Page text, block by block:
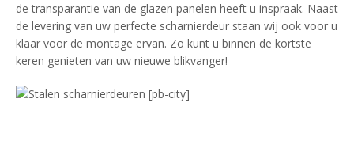
de transparantie van de glazen panelen heeft u inspraak. Naast
de levering van uw perfecte scharnierdeur staan wij ook voor u
klaar voor de montage ervan. Zo kunt u binnen de kortste
keren genieten van uw nieuwe blikvanger!